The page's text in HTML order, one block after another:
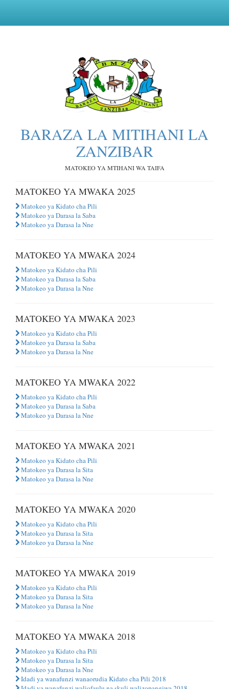
BARAZA LA MITIHANI LA
ZANZIBAR
MATOKEO YA MTIHANI WA TAIFA
MATOKEO YA MWAKA 2025
Matokeo ya Kidato cha Pili
Matokeo ya Darasa la Saba
Matokeo ya Darasa la Nne
MATOKEO YA MWAKA 2024
Matokeo ya Kidato cha Pili
Matokeo ya Darasa la Saba
Matokeo ya Darasa la Nne
MATOKEO YA MWAKA 2023
Matokeo ya Kidato cha Pili
Matokeo ya Darasa la Saba
Matokeo ya Darasa la Nne
MATOKEO YA MWAKA 2022
Matokeo ya Kidato cha Pili
Matokeo ya Darasa la Saba
Matokeo ya Darasa la Nne
MATOKEO YA MWAKA 2021
Matokeo ya Kidato cha Pili
Matokeo ya Darasa la Sita
Matokeo ya Darasa la Nne
MATOKEO YA MWAKA 2020
Matokeo ya Kidato cha Pili
Matokeo ya Darasa la Sita
Matokeo ya Darasa la Nne
MATOKEO YA MWAKA 2019
Matokeo ya Kidato cha Pili
Matokeo ya Darasa la Sita
Matokeo ya Darasa la Nne
MATOKEO YA MWAKA 2018
Matokeo ya Kidato cha Pili
Matokeo ya Darasa la Sita
Matokeo ya Darasa la Nne
Idadi ya wanafunzi wanaorudia Kidato cha Pili 2018